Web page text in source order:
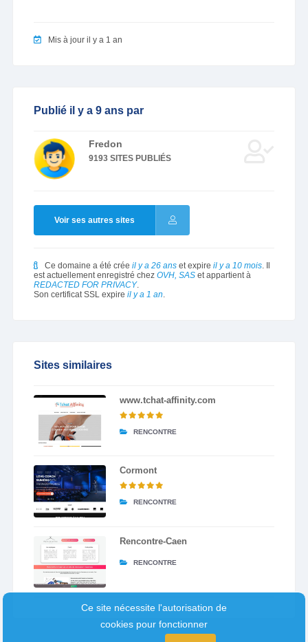
Mis à jour il y a 1 an
Publié il y a 9 ans par
Fredon
9193 SITES PUBLIÉS
Voir ses autres sites
Ce domaine a été crée il y a 26 anset expire il y a 10 mois. Il
est actuellement enregistré chez OVH, SASet appartient à
REDACTED FOR PRIVACY.
Son certificat SSL expire il y a 1 an.
Sites similaires
www.tchat-affinity.com
RENCONTRE
Cormont
RENCONTRE
Rencontre-Caen
RENCONTRE
Ce site nécessite l'autorisation de
cookies pour fonctionner